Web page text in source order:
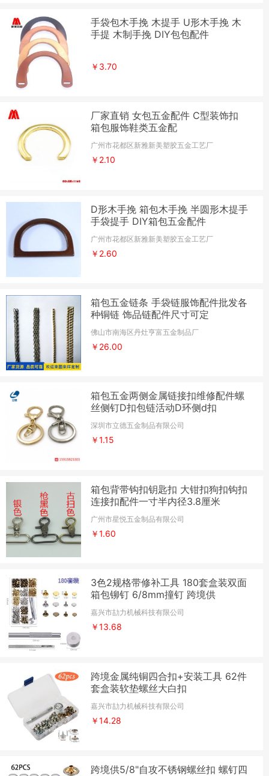
手袋包木手挽 木提手 U形木手挽 木
手提 木制手挽 DIY包包配件
￥3.70
厂家直销 女包五金配件 C型装饰扣
箱包服饰鞋类五金配
广州市花都区新雅新美塑胶五金工艺厂
￥2.10
D形木手挽 箱包木手挽 半圆形木提手
手袋提手 DIY箱包五金配件
广州市花都区新雅新美塑胶五金工艺厂
￥2.60
箱包五金链条 手袋链服饰配件批发各
种铜链 饰品链配件尺寸可定
佛山市南海区丹灶亨富五金制品厂
￥26.00
箱包五金两侧金属链接扣维修配件螺
丝侧钉D扣包链活动D环侧d扣
深圳市立德五金制品有限公司
￥1.15
箱包背带钩扣钥匙扣 大钳扣狗扣钩扣
连接扣配件一寸半内径3.8厘米
广州市星悦五金制品有限公司
￥1.60
3色2规格带修补工具 180套盒装双面
箱包铆钉 6/8mm撞钉 跨境供
嘉兴市劼力机械科技有限公司
￥13.68
跨境金属纯铜四合扣+安装工具 62件
套盒装软垫螺丝大白扣
嘉兴市劼力机械科技有限公司
￥14.28
跨境供5/8"自攻不锈钢螺丝扣 螺钉四